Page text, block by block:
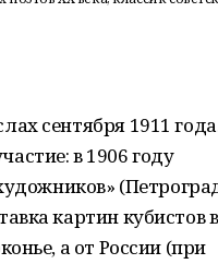
сентября 1911
в 1906 году
картин кубистов в
а от России (при